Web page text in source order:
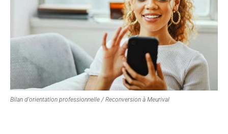
Bilan d'orientation professionnelle / Reconversion à Meurival